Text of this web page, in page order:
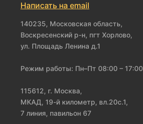
Написать на email
140235, Московская область,
Воскресенский р-н, пгт Хорлово,
ул. Площадь Ленина д.1
Режим работы: Пн–Пт 08:00 – 17:00
115612, г. Москва,
МКАД, 19-й километр, вл.20с.1,
7 линия, павильон 67